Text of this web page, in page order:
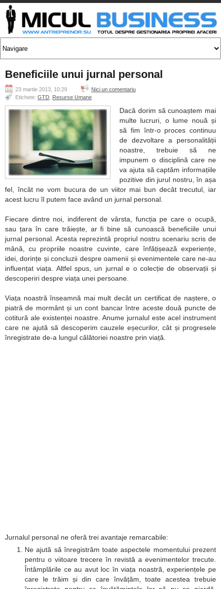
Beneficiile unui jurnal personal
23 martie 2013, 10:29
Nici un comentariu
Etichete: GTD Resurse Umane
Dacă dorim să cunoaștem mai
multe lucruri, o lume nouă și
să fim într-o proces continuu
de dezvoltare a personalității
noastre, trebuie să ne
impunem o disciplină care ne
va ajuta să captăm informațiile
pozitive din jurul nostru, în așa
fel, încât ne vom bucura de un viitor mai bun decât trecutul, iar
acest lucru îl putem face având un jurnal personal.
Fiecare dintre noi, indiferent de vârsta, funcția pe care o ocupă,
sau țara în care trăiește, ar fi bine să cunoască beneficiile unui
jurnal personal. Acesta reprezintă propriul nostru scenariu scris de
mână, cu propriile noastre cuvinte, care înfățișează experiențe,
idei, dorințe și concluzii despre oamenii și evenimentele care ne-au
influențat viața. Altfel spus, un jurnal e o colecție de observații și
descoperiri despre viața unei persoane.
Viața noastră înseamnă mai mult decât un certificat de naștere, o
piatră de mormânt și un cont bancar între aceste două puncte de
cotitură ale existenței noastre. Anume jurnalul este acel instrument
care ne ajută să descoperim cauzele eșecurilor, cât și progresele
înregistrate de-a lungul călătoriei noastre prin viață.
Jurnalul personal ne oferă trei avantaje remarcabile:
Ne ajută să înregistrăm toate aspectele momentului prezent
pentru o viitoare trecere în revistă a evenimentelor trecute.
Întâmplările ce au avut loc în viața noastră, experiențele pe
care le trăim și din care învățăm, toate acestea trebuie